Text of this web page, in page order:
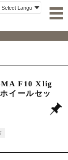
F10 Xlig
イールセッ